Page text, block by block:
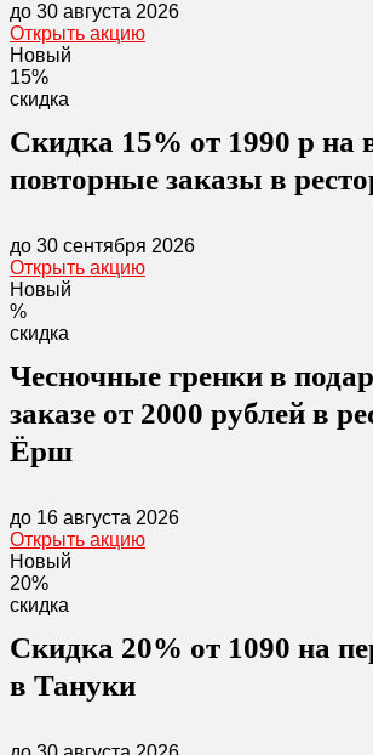
до 30 августа 2026
Открыть акцию
Новый
15%
скидка
Скидка 15% от 1990 р на
повторные заказы в
до 30 сентября 2026
Открыть акцию
Новый
%
скидка
Чесночные гренки в
заказе от 2000 рублей в
Ёрш
до 16 августа 2026
Открыть акцию
Новый
20%
скидка
Скидка 20% от 1090 на
в Тануки